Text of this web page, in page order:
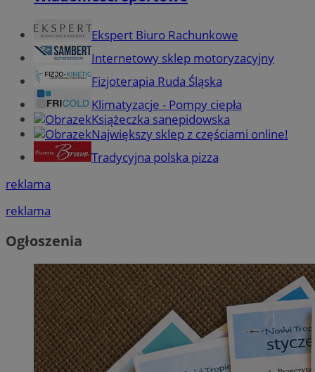
Ekspert Biuro Rachunkowe
Internetowy sklep motoryzacyjny
Fizjoterapia Ruda Śląska
Klimatyzacje - Pompy ciepła
Książeczka sanepidowska
Największy sklep z częściami online!
Tradycyjna polska pizza
reklama
reklama
Ogłoszenia